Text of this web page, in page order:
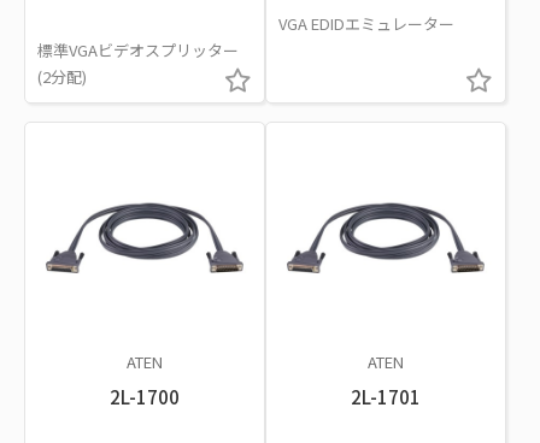
標準VGAビデオスプリッター
(2分配)
VGA EDIDエミュレーター
ATEN
2L-1700
ATEN
2L-1701